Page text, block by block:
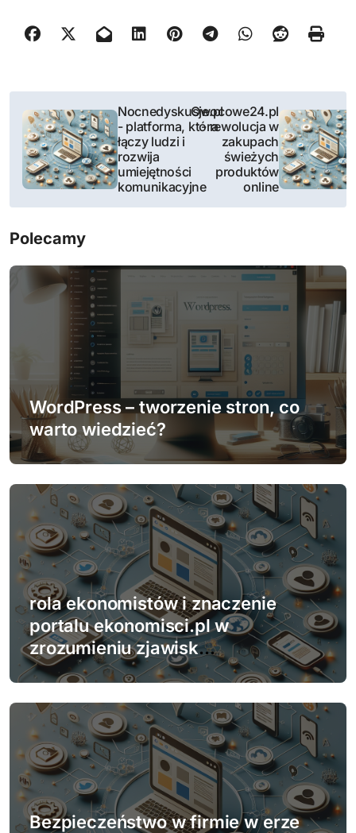
w
i
g
a
w
p
i
s
u
Nocnedyskusje.pl
- platforma, która
łączy ludzi i
rozwija
umiejętności
komunikacyjne
Owocowe24.pl
- rewolucja w
zakupach
świeżych
produktów
online
Polecamy
WordPress – tworzenie stron, co
warto wiedzieć?
rola ekonomistów i znaczenie
portalu ekonomisci.pl w
zrozumieniu zjawisk
gospodarczych
Bezpieczeństwo w firmie w erze